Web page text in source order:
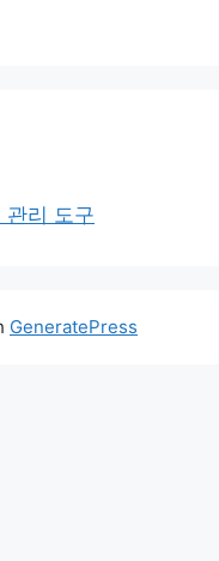
관리 도구
GeneratePress